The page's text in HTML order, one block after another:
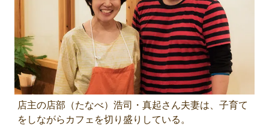
店主の店部（たなべ）浩司・真起さん夫妻は、子育て
をしながらカフェを切り盛りしている。